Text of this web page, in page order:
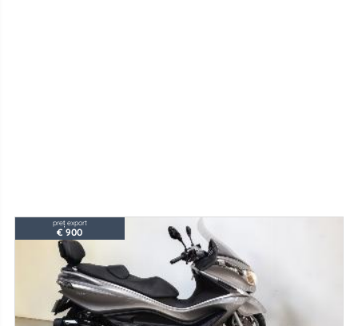
preț export
€ 900